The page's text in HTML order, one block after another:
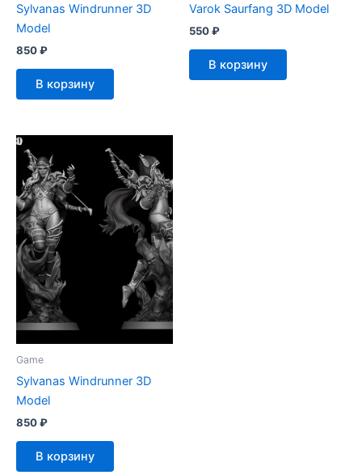
Sylvanas Windrunner 3D
Model
850₽
В корзину
Varok Saurfang 3D Model
550₽
В корзину
Game
Sylvanas Windrunner 3D
Model
850₽
В корзину